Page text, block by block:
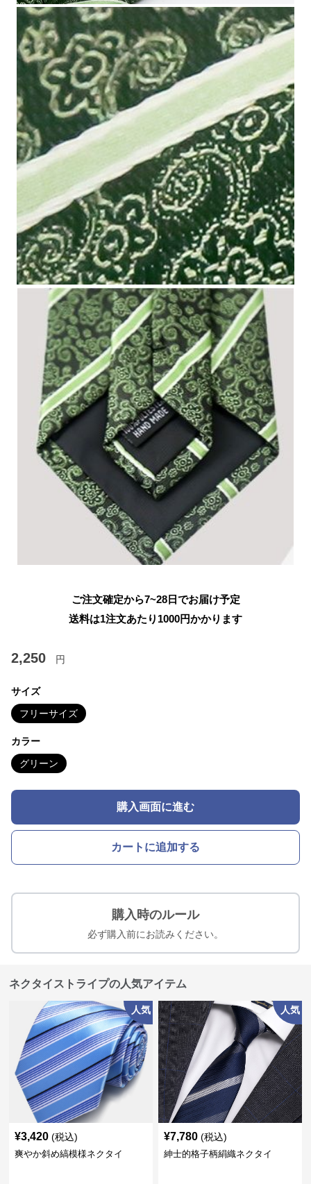
ご注文確定から7~28日でお届け予定
送料は1注文あたり 1000円かかります
2,250 円
サイズ
フリーサイズ
カラー
グリーン
購入画面に進む
カートに追加する
購入時のルール
必ず購入前にお読みください。
ネクタイストライプの人気アイテム
人気
¥3,420 (税込)
爽やか斜め縞模様ネクタイ
人気
¥7,780 (税込)
紳士的格子柄絹織ネクタイ